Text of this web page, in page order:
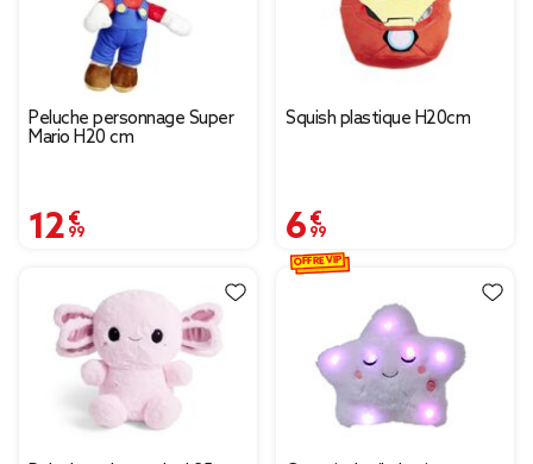
Peluche personnage Super
Mario H20 cm
12,99 €
Squish plastique H20cm
6,99 €
OFFRE VIP